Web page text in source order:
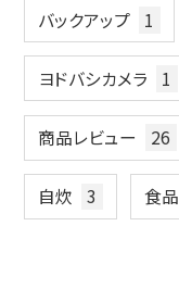
バックアップ 1
ヨドバシカメラ 1
商品レビュー 26
自炊 3 食品